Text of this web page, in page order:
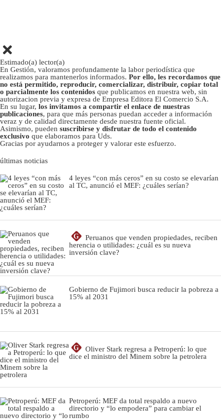
Estimado(a) lector(a)
En Gestión, valoramos profundamente la labor periodística que
realizamos para mantenerlos informados. Por ello, les recordamos que
no está permitido, reproducir, comercializar, distribuir, copiar total
o parcialmente los contenidos que publicamos en nuestra web, sin
autorizacion previa y expresa de Empresa Editora El Comercio S.A.
En su lugar, los invitamos a compartir el enlace de nuestras
publicaciones, para que más personas puedan acceder a información
veraz y de calidad directamente desde nuestra fuente oficial.
Asimismo, pueden suscribirse y disfrutar de todo el contenido
exclusivo que elaboramos para Uds.
Gracias por ayudarnos a proteger y valorar este esfuerzo.
últimas noticias
4 leyes “con más ceros” en su costo se elevarían
al TC, anunció el MEF: ¿cuáles serían?
G
Peruanos que venden propiedades, reciben
herencia o utilidades: ¿cuál es su nueva
inversión clave?
Gobierno de Fujimori busca reducir la pobreza a
15% al 2031
G
Oliver Stark regresa a Petroperú: lo que
dice el ministro del Minem sobre la petrolera
Petroperú: MEF da total respaldo a nuevo
directorio y “lo empodera” para cambiar el
rumbo